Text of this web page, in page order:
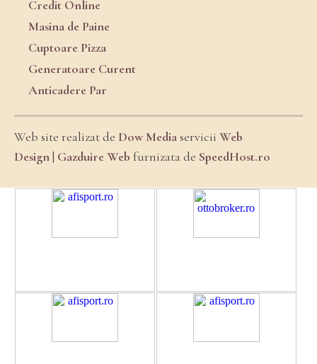
Credit Online
Masina de Paine
Cuptoare Pizza
Generatoare Curent
Anticadere Par
Web site realizat de Dow Mediaservicii Web
Design| Gazduire Web furnizata de SpeedHost.ro